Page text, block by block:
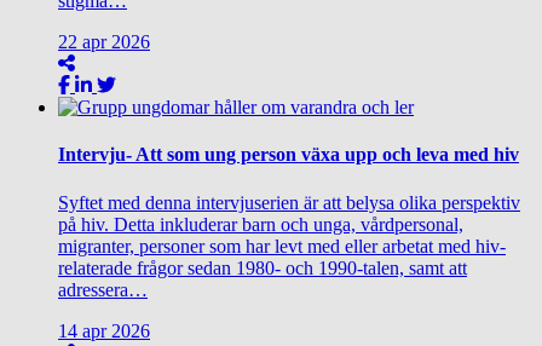
22 apr 2026
Intervju- Att som ung person växa upp och leva med hiv
Syftet med denna intervjuserien är att belysa olika perspektiv
på hiv. Detta inkluderar barn och unga, vårdpersonal,
migranter, personer som har levt med eller arbetat med hiv-
relaterade frågor sedan 1980- och 1990-talen, samt att
adressera…
14 apr 2026